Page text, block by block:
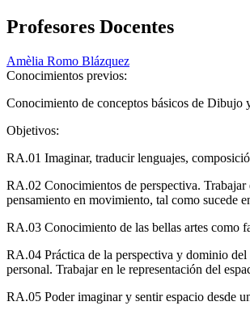
Profesores Docentes
Amèlia Romo Blázquez
Conocimientos previos:
Conocimiento de conceptos básicos de Dibujo
Objetivos:
RA.01 Imaginar, traducir lenguajes,
RA.02 Conocimientos de perspectiva. Trabajar
pensamiento en movimiento, tal como sucede
RA.03 Conocimiento de las bellas artes como
RA.04 Práctica de la perspectiva y dominio
personal. Trabajar en le representación del
RA.05 Poder imaginar y sentir espacio desde